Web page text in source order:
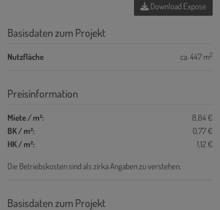
Download Expose
Basisdaten zum Projekt
Nutzfläche ca. 447 m2
Preisinformation
Miete / m²:
8,84 €
BK / m²:
0,77 €
HK / m²:
1,12 €
Die Betriebskosten sind als zirka Angaben zu verstehen.
Basisdaten zum Projekt